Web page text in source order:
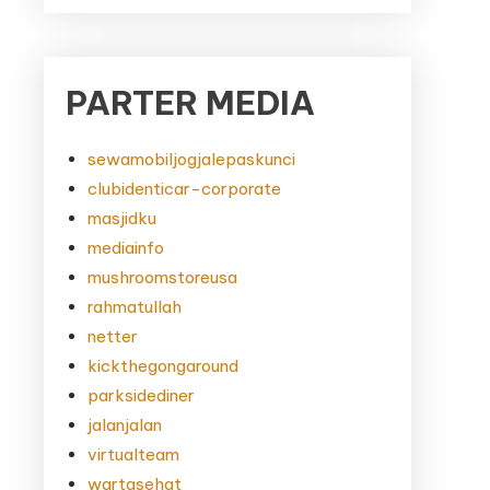
PARTER MEDIA
sewamobiljogjalepaskunci
clubidenticar-corporate
masjidku
mediainfo
mushroomstoreusa
rahmatullah
netter
kickthegongaround
parksidediner
jalanjalan
virtualteam
wartasehat